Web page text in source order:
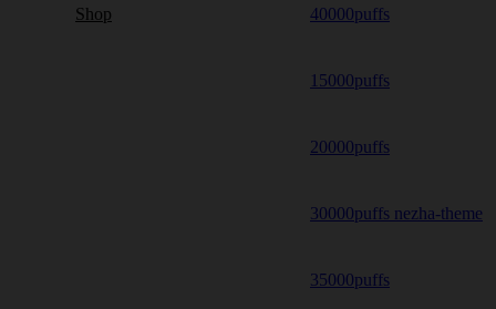
Shop 40000puffs
15000puffs
20000puffs
30000puffs nezha-theme
35000puffs